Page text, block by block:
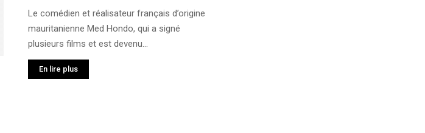
Le comédien et réalisateur français d’origine
mauritanienne Med Hondo, qui a signé
plusieurs films et est devenu...
En lire plus